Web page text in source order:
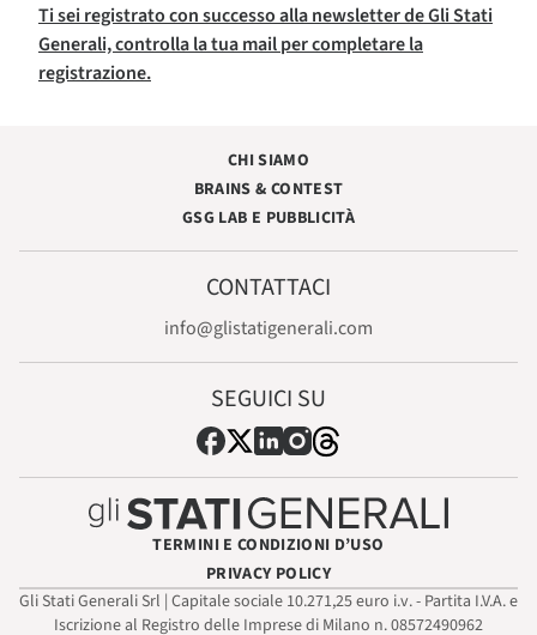
Ti sei registrato con successo alla newsletter de Gli Stati
Generali, controlla la tua mail per completare la
registrazione.
CHI SIAMO
BRAINS & CONTEST
GSG LAB E PUBBLICITÀ
CONTATTACI
info@glistatigenerali.com
SEGUICI SU
TERMINI E CONDIZIONI D’USO
PRIVACY POLICY
Gli Stati Generali Srl | Capitale sociale 10.271,25 euro i.v. - Partita I.V.A. e
Iscrizione al Registro delle Imprese di Milano n. 08572490962